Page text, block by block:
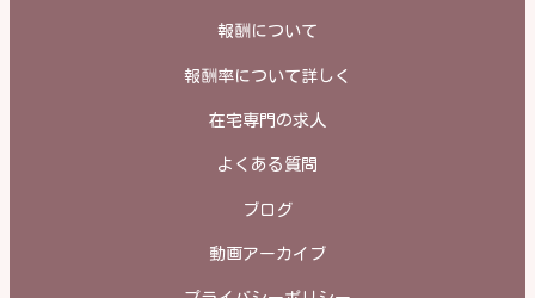
報酬について
報酬率について詳しく
在宅専門の求人
よくある質問
ブログ
動画アーカイブ